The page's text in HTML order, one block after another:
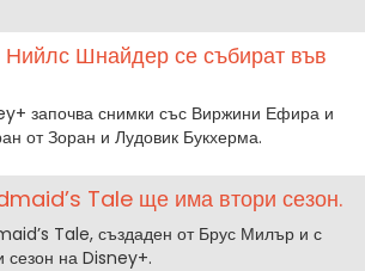
Шнайдер се събират във
започва снимки със Виржини Ефира и
от Зоран и Лудовик Букхерма.
Tale ще има втори сезон.
Tale, създаден от Брус Милър и с
сезон на Disney+.